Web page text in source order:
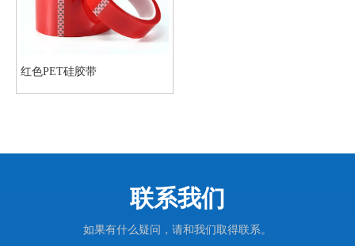
红色PET硅胶带
联系我们
如果有什么疑问，请和我们取得联系。